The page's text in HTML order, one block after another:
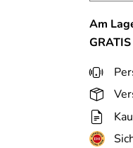
Am
GRATIS